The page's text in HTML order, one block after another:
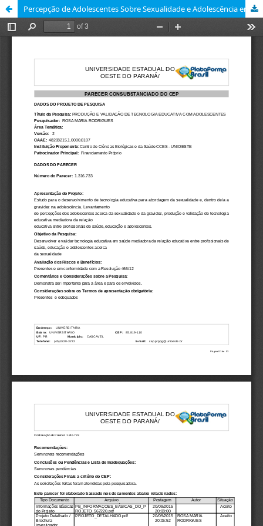
Percepção de Adolescentes Sobre Sexualidade e Adolescência em Grupos Focais On-Line e Presencial